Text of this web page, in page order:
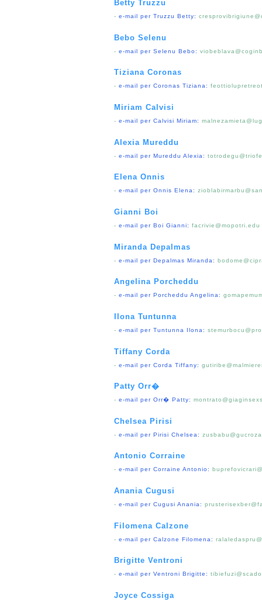
Betty Truzzu
- e-mail per Truzzu Betty:
Bebo Selenu
- e-mail per Selenu Bebo:
Tiziana Coronas
- e-mail per Coronas Tiziana:
Miriam Calvisi
- e-mail per Calvisi Miriam:
Alexia Mureddu
- e-mail per Mureddu Alexia:
Elena Onnis
- e-mail per Onnis Elena:
Gianni Boi
- e-mail per Boi Gianni: facrivie@mopotri.edu
Miranda Depalmas
- e-mail per Depalmas Miranda:
Angelina Porcheddu
- e-mail per Porcheddu Angelina:
Ilona Tuntunna
- e-mail per Tuntunna Ilona:
Tiffany Corda
- e-mail per Corda Tiffany:
Patty Orr�
- e-mail per Orr� Patty:
Chelsea Pirisi
- e-mail per Pirisi Chelsea:
Antonio Corraine
- e-mail per Corraine Antonio:
Anania Cugusi
- e-mail per Cugusi Anania:
Filomena Calzone
- e-mail per Calzone Filomena:
Brigitte Ventroni
- e-mail per Ventroni Brigitte:
Joyce Cossiga